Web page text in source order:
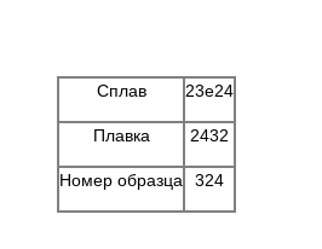
Сплав 23e24
Плавка 2432
Номер образца 324